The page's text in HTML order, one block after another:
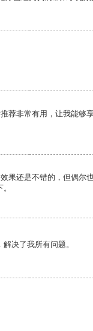
荐非常有用，让我能够
果还是不错的，但偶尔
决了我所有问题。